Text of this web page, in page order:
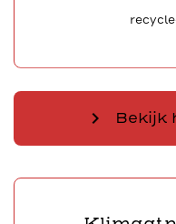
chevron_right Bekijk